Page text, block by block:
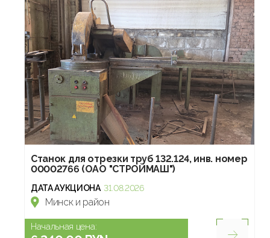
Станок для отрезки труб 132.124, инв. номер
00002766 (ОАО "СТРОЙМАШ")
ДАТА АУКЦИОНА 31.08.2026
Минск и район
Начальная цена: